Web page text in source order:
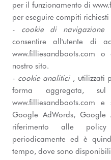
per il funzionamento di
per eseguire compiti richiesti
- cookie di navigazione
consentire all'utente di
www.filliesandboots.com
nostro sito.
- cookie analitici , utilizzati
forma aggregata,
www.filliesandboots.com
Google AdWords,
riferimento alle
periodicamente ed è
tempo, dove sono